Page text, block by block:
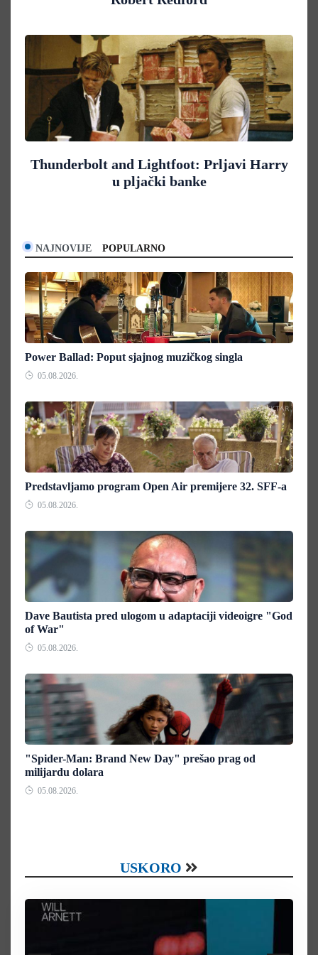
Thunderbolt and Lightfoot: Prljavi Harry
u pljački banke
NAJNOVIJE POPULARNO
Power Ballad: Poput sjajnog muzičkog singla
05.08.2026.
Predstavljamo program Open Air premijere 32. SFF-a
05.08.2026.
Dave Bautista pred ulogom u adaptaciji videoigre "God
of War"
05.08.2026.
"Spider-Man: Brand New Day" prešao prag od
milijardu dolara
05.08.2026.
USKORO